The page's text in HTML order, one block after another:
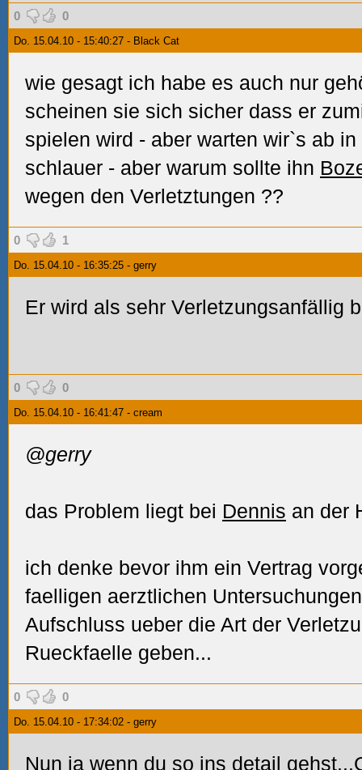
0 0
Do. 15.04.10 - 15:40:27 - Black Cat
wie gesagt ich habe es auch nur
scheinen sie sich sicher dass er
spielen wird - aber warten wir`s ab
schlauer - aber warum sollte ihn
wegen den Verletztungen ??
0 1
Do. 15.04.10 - 16:35:25 - gerry
Er wird als sehr Verletzungsanfällig
0 0
Do. 15.04.10 - 16:41:47 - cream
@gerry
das Problem liegt bei Dennis an der
ich denke bevor ihm ein Vertrag
faelligen aerztlichen
Aufschluss ueber die Art der
Rueckfaelle geben...
0 0
Do. 15.04.10 - 17:34:02 - gerry
Nun ja wenn du so ins detail